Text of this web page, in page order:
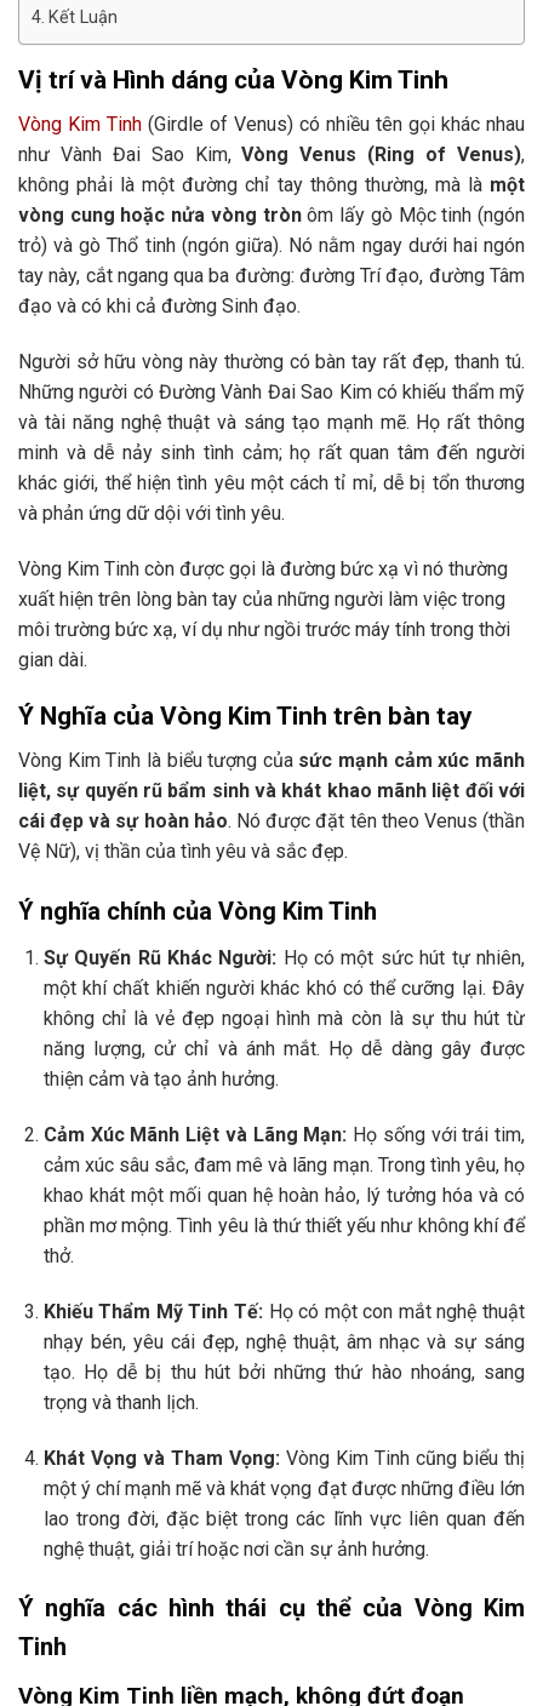
Kết Luận
Vị trí và Hình dáng của Vòng Kim Tinh
Vòng Kim Tinh (Girdle of Venus) có nhiều tên gọi khác nhau
như Vành Đai Sao Kim,Vòng Venus (Ring of Venus),
không phải là một đường chỉ tay thông thường, mà là một
vòng cung hoặc nửa vòng trònôm lấy gò Mộc tinh (ngón
trỏ) và gò Thổ tinh (ngón giữa). Nó nằm ngay dưới hai ngón
tay này, cắt ngang qua ba đường: đường Trí đạo, đường Tâm
đạo và có khi cả đường Sinh đạo.
Người sở hữu vòng này thường có bàn tay rất đẹp, thanh tú.
Những người có Đường Vành Đai Sao Kim có khiếu thẩm mỹ
và tài năng nghệ thuật và sáng tạo mạnh mẽ. Họ rất thông
minh và dễ nảy sinh tình cảm; họ rất quan tâm đến người
khác giới, thể hiện tình yêu một cách tỉ mỉ, dễ bị tổn thương
và phản ứng dữ dội với tình yêu.
Vòng Kim Tinh còn được gọi là đường bức xạ vì nó thường
xuất hiện trên lòng bàn tay của những người làm việc trong
môi trường bức xạ, ví dụ như ngồi trước máy tính trong thời
gian dài.
Ý Nghĩa của Vòng Kim Tinh trên bàn tay
Vòng Kim Tinh là biểu tượng của sức mạnh cảm xúc mãnh
liệt, sự quyến rũ bẩm sinh và khát khao mãnh liệt đối với
cái đẹp và sự hoàn hảo. Nó được đặt tên theo Venus (thần
Vệ Nữ), vị thần của tình yêu và sắc đẹp.
Ý nghĩa chính của Vòng Kim Tinh
Sự Quyến Rũ Khác Người: Họ có một sức hút tự nhiên,
một khí chất khiến người khác khó có thể cưỡng lại. Đây
không chỉ là vẻ đẹp ngoại hình mà còn là sự thu hút từ
năng lượng, cử chỉ và ánh mắt. Họ dễ dàng gây được
thiện cảm và tạo ảnh hưởng.
Cảm Xúc Mãnh Liệt và Lãng Mạn: Họ sống với trái tim,
cảm xúc sâu sắc, đam mê và lãng mạn. Trong tình yêu, họ
khao khát một mối quan hệ hoàn hảo, lý tưởng hóa và có
phần mơ mộng. Tình yêu là thứ thiết yếu như không khí để
thở.
Khiếu Thẩm Mỹ Tinh Tế: Họ có một con mắt nghệ thuật
nhạy bén, yêu cái đẹp, nghệ thuật, âm nhạc và sự sáng
tạo. Họ dễ bị thu hút bởi những thứ hào nhoáng, sang
trọng và thanh lịch.
Khát Vọng và Tham Vọng: Vòng Kim Tinh cũng biểu thị
một ý chí mạnh mẽ và khát vọng đạt được những điều lớn
lao trong đời, đặc biệt trong các lĩnh vực liên quan đến
nghệ thuật, giải trí hoặc nơi cần sự ảnh hưởng.
Ý nghĩa các hình thái cụ thể của Vòng Kim
Tinh
Vòng Kim Tinh liền mạch, không đứt đoạn